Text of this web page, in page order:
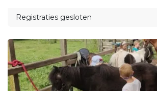
Registraties gesloten